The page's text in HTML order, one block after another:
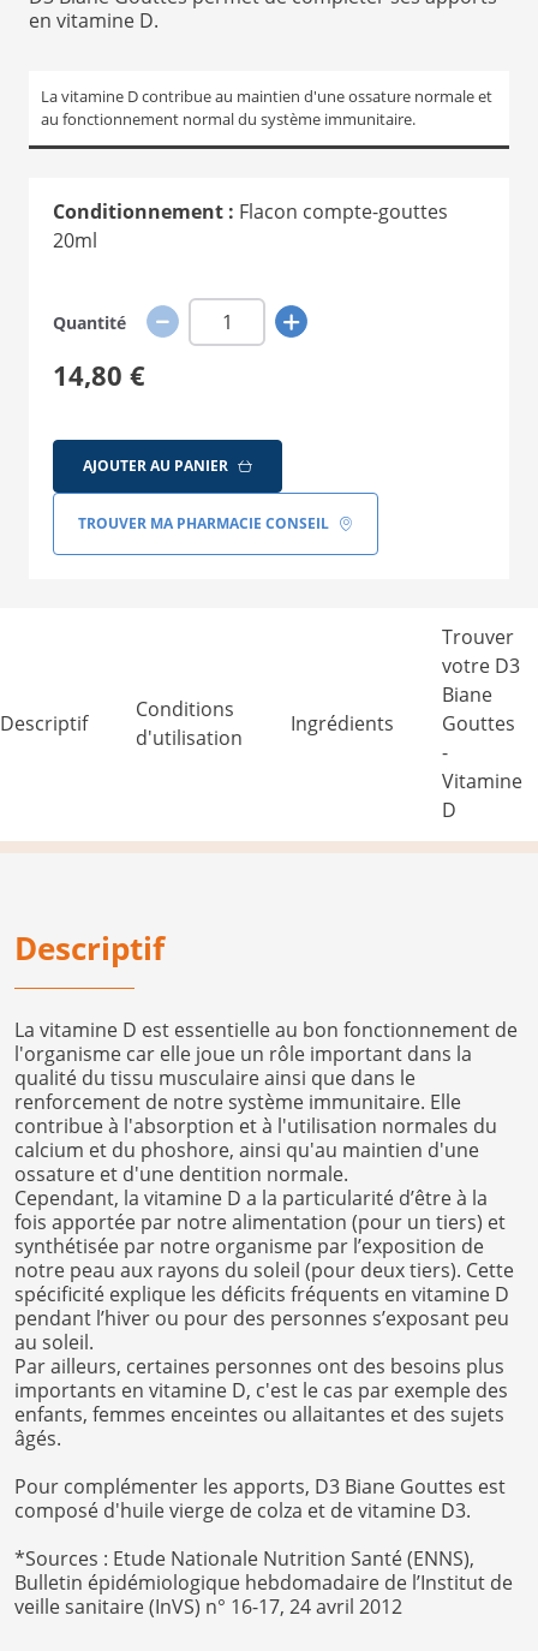
1
en vitamine D.
La vitamine D contribue au maintien d'une ossature normale et
au fonctionnement normal du système immunitaire.
Conditionnement : Flacon compte-gouttes
20ml
Quantité
14,80 €
AJOUTER AU PANIER
TROUVER MA PHARMACIE CONSEIL
Descriptif
Conditions
d'utilisation
Ingrédients
Trouver
votre D3
Biane
Gouttes
-
Vitamine
D
Descriptif
La vitamine D est essentielle au bon fonctionnement de
l'organisme car elle joue un rôle important dans la
qualité du tissu musculaire ainsi que dans le
renforcement de notre système immunitaire. Elle
contribue à l'absorption et à l'utilisation normales du
calcium et du phoshore, ainsi qu'au maintien d'une
ossature et d'une dentition normale.
Cependant, la vitamine D a la particularité d’être à la
fois apportée par notre alimentation (pour un tiers) et
synthétisée par notre organisme par l’exposition de
notre peau aux rayons du soleil (pour deux tiers). Cette
spécificité explique les déficits fréquents en vitamine D
pendant l’hiver ou pour des personnes s’exposant peu
au soleil.
Par ailleurs, certaines personnes ont des besoins plus
importants en vitamine D, c'est le cas par exemple des
enfants, femmes enceintes ou allaitantes et des sujets
âgés.
Pour complémenter les apports, D3 Biane Gouttes est
composé d'huile vierge de colza et de vitamine D3.
*Sources : Etude Nationale Nutrition Santé (ENNS),
Bulletin épidémiologique hebdomadaire de l’Institut de
veille sanitaire (InVS) n° 16-17, 24 avril 2012